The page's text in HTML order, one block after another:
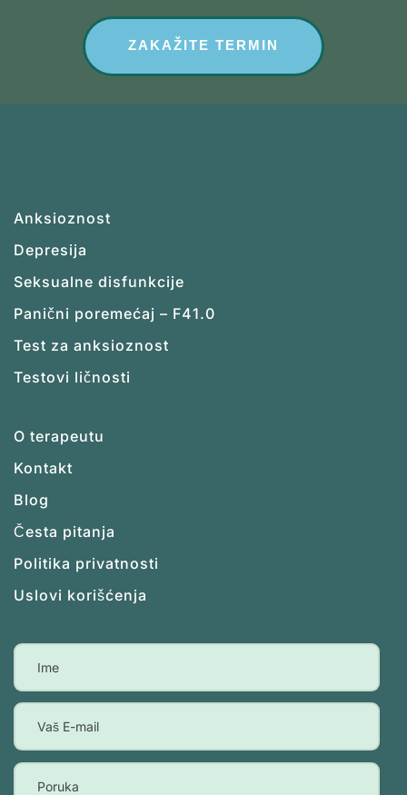
ZAKAŽITE TERMIN
Anksioznost
Depresija
Seksualne disfunkcije
Panični poremećaj – F41.0
Test za anksioznost
Testovi ličnosti
O terapeutu
Kontakt
Blog
Česta pitanja
Politika privatnosti
Uslovi korišćenja